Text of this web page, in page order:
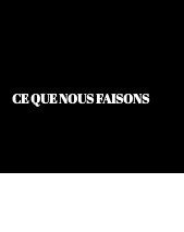
CE QUE NOUS FAISONS